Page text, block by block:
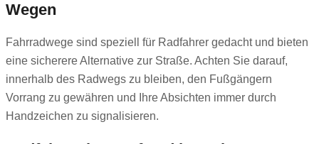
Wegen
Fahrradwege sind speziell für Radfahrer gedacht und bieten
eine sicherere Alternative zur Straße. Achten Sie darauf,
innerhalb des Radwegs zu bleiben, den Fußgängern
Vorrang zu gewähren und Ihre Absichten immer durch
Handzeichen zu signalisieren.